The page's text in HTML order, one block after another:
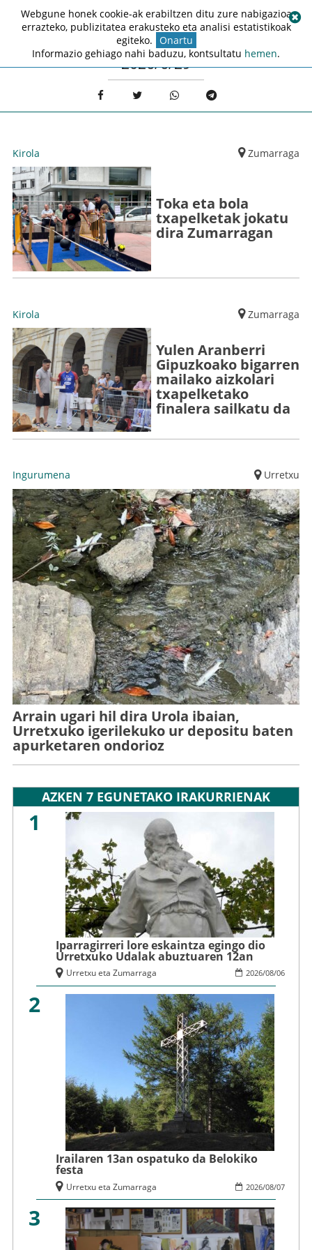
2026/6/29
Kirola Zumarraga
Toka eta bola
txapelketak jokatu
dira Zumarragan
Kirola Zumarraga
Yulen Aranberri
Gipuzkoako bigarren
mailako aizkolari
txapelketako
finalera sailkatu da
Ingurumena Urretxu
Arrain ugari hil dira Urola ibaian,
Urretxuko igerilekuko ur depositu baten
apurketaren ondorioz
AZKEN 7 EGUNETAKO IRAKURRIENAK
1
Iparragirreri lore eskaintza egingo dio
Urretxuko Udalak abuztuaren 12an
2026/08/06
Urretxu eta Zumarraga
2
Irailaren 13an ospatuko da Belokiko
festa
2026/08/07
Urretxu eta Zumarraga
3
Webgune honek cookie-ak erabiltzen ditu zure nabigazioa
errazteko, publizitatea erakusteko eta analisi estatistikoak
egiteko. Onartu
Informazio gehiago nahi baduzu, kontsultatu hemen.